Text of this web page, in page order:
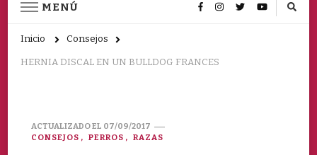
MENÚ
Inicio Consejos
HERNIA DISCAL EN UN BULLDOG FRANCES
ACTUALIZADO EL 07/09/2017
CONSEJOS
PERROS RAZAS